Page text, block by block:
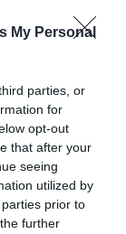
My Personal
parties, or
for
opt-out
that after your
seeing
utilized by
prior to
further
d'actualitat